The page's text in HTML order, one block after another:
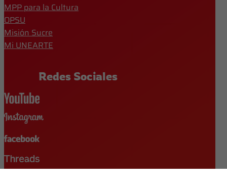
MPP para la Cultura
OPSU
Misión Sucre
Mi UNEARTE
Redes Sociales